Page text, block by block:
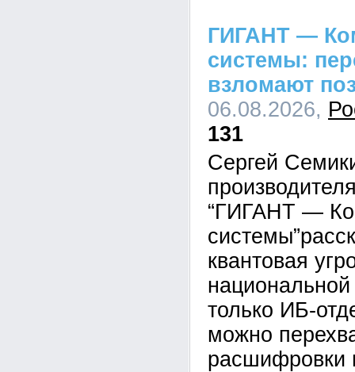
ГИГАНТ —
системы:
взломают
06.08.2026,
131
Сергей
“ГИГАНТ —
квантовая
только ИБ-
можно
расшифровки